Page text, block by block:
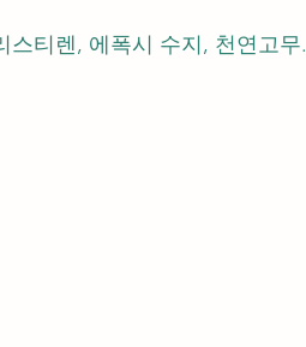
스티렌, 에폭시 수지, 천연고무.